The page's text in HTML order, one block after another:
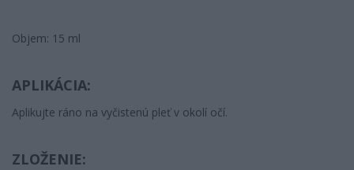
Objem: 15 ml
APLIKÁCIA:
Aplikujte ráno na vyčistenú pleť v okolí očí.
ZLOŽENIE: